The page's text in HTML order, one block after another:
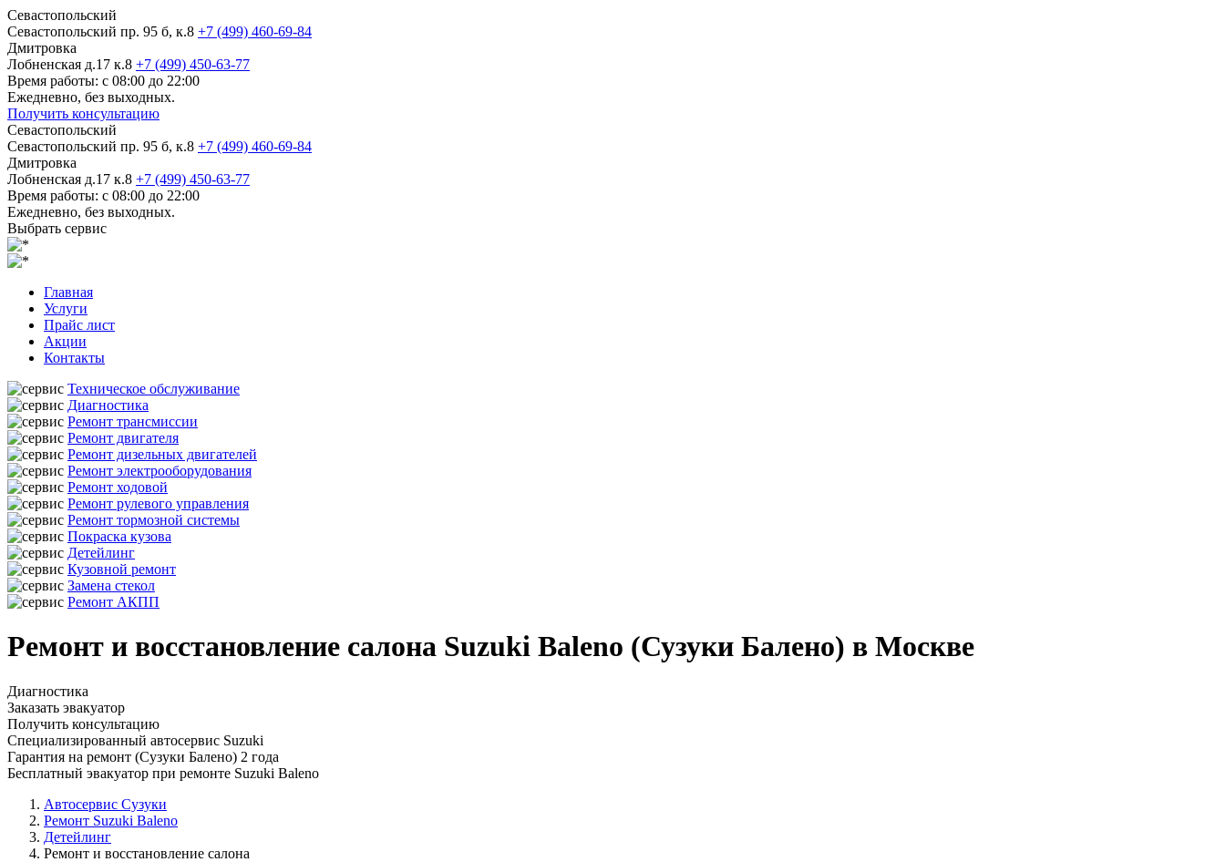
Севастопольский
Севастопольский пр. 95 б, к.8 +7 (499) 460-69-84
Дмитровка
Лобненская д.17 к.8 +7 (499) 450-63-77
Время работы: с 08:00 до 22:00
Ежедневно, без выходных.
Получить консультацию
Севастопольский
Севастопольский пр. 95 б, к.8 +7 (499) 460-69-84
Дмитровка
Лобненская д.17 к.8 +7 (499) 450-63-77
Время работы: с 08:00 до 22:00
Ежедневно, без выходных.
Выбрать сервис
Главная
Услуги
Прайс лист
Акции
Контакты
Техническое обслуживание
Диагностика
Ремонт трансмиссии
Ремонт двигателя
Ремонт дизельных двигателей
Ремонт электрооборудования
Ремонт ходовой
Ремонт рулевого управления
Ремонт тормозной системы
Покраска кузова
Детейлинг
Кузовной ремонт
Замена стекол
Ремонт АКПП
Ремонт и восстановление салона Suzuki Baleno (Сузуки Балено) в Москве
Диагностика
Заказать эвакуатор
Получить консультацию
Специализированный автосервис Suzuki
Гарантия на ремонт (Сузуки Балено) 2 года
Бесплатный эвакуатор при ремонте Suzuki Baleno
Автосервис Сузуки
Ремонт Suzuki Baleno
Детейлинг
Ремонт и восстановление салона